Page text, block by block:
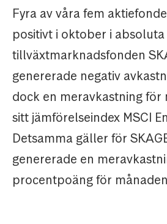
Fyra av våra fem
positivt i oktober i
tillväxtmarknadsfonden
genererade negativ
dock en meravkastning för
sitt jämförelseindex MSCI
Detsamma gäller för
genererade en
procentpoäng för